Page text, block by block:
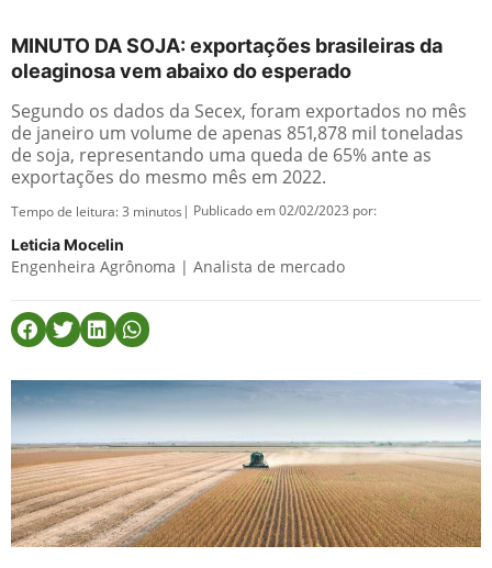
MINUTO DA SOJA: exportações brasileiras da
oleaginosa vem abaixo do esperado
Segundo os dados da Secex, foram exportados no mês
de janeiro um volume de apenas 851,878 mil toneladas
de soja, representando uma queda de 65% ante as
exportações do mesmo mês em 2022.
Tempo de leitura:3 minutos | Publicado em 02/02/2023 por:
Leticia Mocelin
Engenheira Agrônoma | Analista de mercado